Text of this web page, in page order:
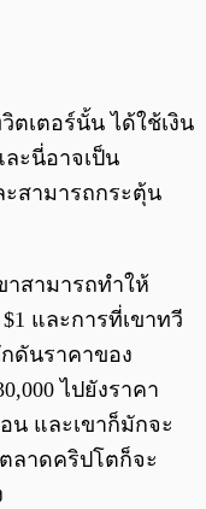
ตเตอร์นั้น ได้ใช้เงิน
ะนี่อาจเป็น
สามารถกระตุ้น
าสามารถทำให้
และการที่เขาทวี
ดันราคาของ
ไปยังราคา
น และเขาก็มักจะ
ลาดคริปโตก็จะ